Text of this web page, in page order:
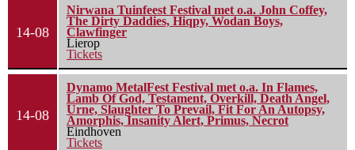
14-08
Nirwana Tuinfeest Festival met o.a. John Coffey,
The Dirty Daddies, Hiqpy, Wodan Boys,
Clawfinger
Lierop
Tickets
14-08
Dynamo MetalFest Festival met o.a. In Flames,
Lamb Of God, Testament, Overkill, Death Angel,
Urne, Slaughter To Prevail, Fit For An Autopsy,
Amorphis, Insanity Alert, Primus, Necrot
Eindhoven
Tickets